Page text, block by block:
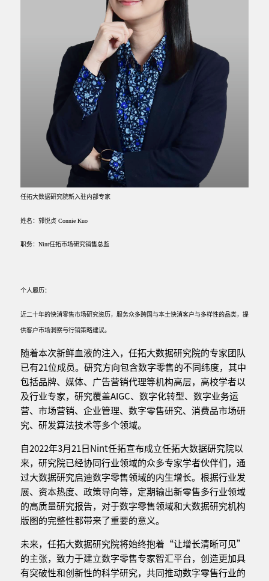
任拓大数据研究院新入驻内部专家
姓名：郭悦贞 Connie Kuo
职务： Nint任拓市场研究销售总监
个人履历：
近二十年的快消零售市场研究资历，服务众多跨国与本土快消客户与多样性的品类，提
供客户市场洞察与行销策略建议。
随着本次新鲜血液的注入，任拓大数据研究院的专家团队
已有21位成员。研究方向包含数字零售的不同纬度，其中
包括品牌、媒体、广告营销代理等机构高层，高校学者以
及行业专家，研究覆盖AIGC、数字化转型、数字业务运
营、市场营销、企业管理、数字零售研究、消费品市场研
究、研发算法技术等多个领域。
自2022年3月21日Nint任拓宣布成立任拓大数据研究院以
来，研究院已经协同行业领域的众多专家学者伙伴们，通
过大数据研究启迪数字零售领域的内生增长。根据行业发
展、资本热度、政策导向等，定期输出新零售多行业领域
的高质量研究报告，对于数字零售领域和大数据研究机构
版图的完整性都带来了重要的意义。
未来，任拓大数据研究院将始终抱着“让增长清晰可见”
的主张，致力于建立数字零售专家智汇平台，创造更加具
有突破性和创新性的科学研究，共同推动数字零售行业的